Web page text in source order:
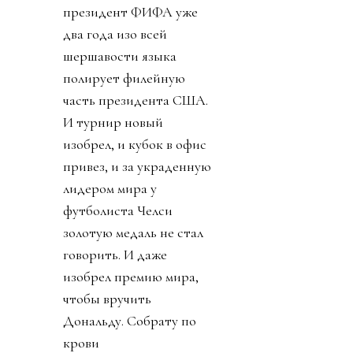
президент ФИФА уже
два года изо всей
шершавости языка
полирует филейную
часть президента США.
И турнир новый
изобрел, и кубок в офис
привез, и за украденную
лидером мира у
футболиста Челси
золотую медаль не стал
говорить. И даже
изобрел премию мира,
чтобы вручить
Дональду. Собрату по
крови